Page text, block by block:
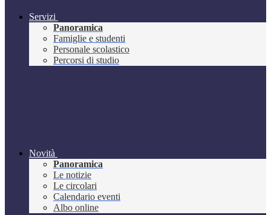
Servizi
Panoramica
Famiglie e studenti
Personale scolastico
Percorsi di studio
Novità
Panoramica
Le notizie
Le circolari
Calendario eventi
Albo online